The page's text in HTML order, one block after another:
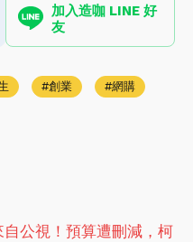
加入造咖 LINE 好
友
創業 網購
自公視！預算遭刪減，柯